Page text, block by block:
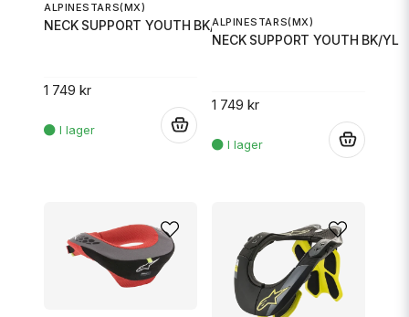
ALPINESTARS(MX)
NECK SUPPORT YOUTH BK/WT
1 749 kr
ALPINESTARS(MX)
NECK SUPPORT YOUTH BK/YL
1 749 kr